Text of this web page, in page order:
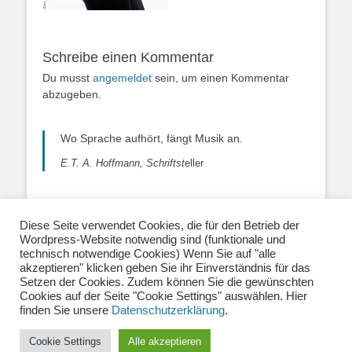
Schreibe einen Kommentar
Du musst angemeldet sein, um einen Kommentar
abzugeben.
Wo Sprache aufhört, fängt Musik an.
E.T. A. Hoffmann, Schriftsteller
Über uns|Impressum|Datenschutzerklärung|
Kontakt|Newsletter| E-Mail:
info@musiklehrernetzwerk.de
Social Media:Mastodon|Instagram |Facebook
-
Fotos auf dieser Website siehe Impressum
Diese Seite verwendet Cookies, die für den Betrieb der
Wordpress-Website notwendig sind (funktionale und
technisch notwendige Cookies) Wenn Sie auf "alle
akzeptieren" klicken geben Sie ihr Einverständnis für das
Setzen der Cookies. Zudem können Sie die gewünschten
Cookies auf der Seite "Cookie Settings" auswählen. Hier
finden Sie unsere Datenschutzerklärung.
Cookie Settings Alle akzeptieren